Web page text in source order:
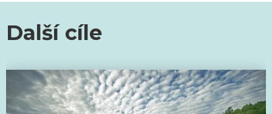
Další cíle